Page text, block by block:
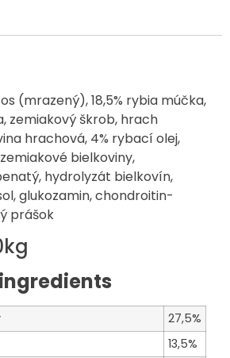
(mrazený), 18,5% rybia múčka,
zemiakový škrob, hrach
hrachová, 4% rybací olej,
bielkoviny,
hydrolyzát bielkovín,
glukozamin, chondroitin-
prášok
27,5%
13,5%